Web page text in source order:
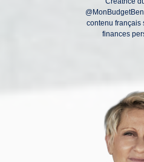
contenu français
finances